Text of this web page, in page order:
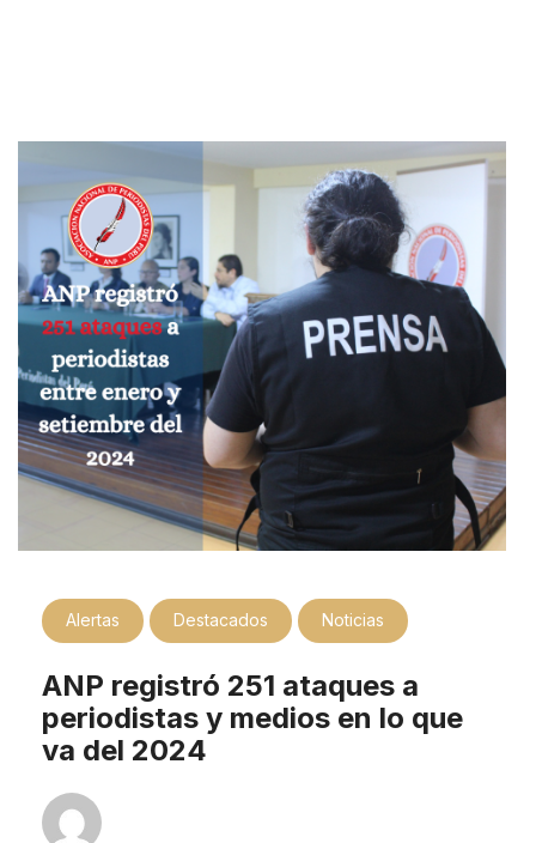
Alertas Destacados Noticias
ANP registró 251 ataques a
periodistas y medios en lo que
va del 2024